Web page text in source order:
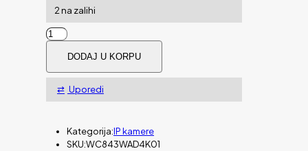
2 na zalihi
Reolink
IP
Kamera
W437
DODAJ U KORPU
Uporedi
Kategorija:IP kamere
SKU:WC843WAD4K01